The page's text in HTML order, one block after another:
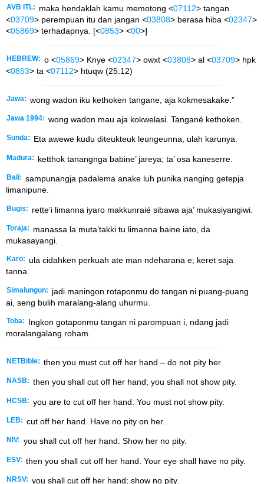
AVB ITL: maka hendaklah kamu memotong <07112> tangan
<03709> perempuan itu dan jangan <03808> berasa hiba <02347>
<05869> terhadapnya. [<0853> <00>]
HEBREW: o <05869> Knye <02347> owxt <03808> al <03709> hpk
<0853> ta <07112> htuqw (25:12)
Jawa: wong wadon iku kethoken tangane, aja kokmesakake.”
Jawa 1994: wong wadon mau aja kokwelasi. Tangané kethoken.
Sunda: Eta awewe kudu diteukteuk leungeunna, ulah karunya.
Madura: ketthok tanangnga babine’ jareya; ta’ osa kaneserre.
Bali: sampunangja padalema anake luh punika nanging getepja
limanipune.
Bugis: rette’i limanna iyaro makkunraié sibawa aja’ mukasiyangiwi.
Toraja:
manassa la muta’takki tu limanna baine iato, da
mukasayangi.
Karo: ula cidahken perkuah ate man ndeharana e; keret saja
tanna.
Simalungun:
jadi maningon rotaponmu do tangan ni puang-puang
ai, seng bulih maralang-alang uhurmu.
Toba:
Ingkon gotaponmu tangan ni parompuan i, ndang jadi
moralangalang roham.
NETBible: then you must cut off her hand – do not pity her.
NASB: then you shall cut off her hand; you shall not show pity.
HCSB: you are to cut off her hand. You must not show pity.
LEB: cut off her hand. Have no pity on her.
NIV: you shall cut off her hand. Show her no pity.
ESV: then you shall cut off her hand. Your eye shall have no pity.
NRSV: you shall cut off her hand; show no pity.